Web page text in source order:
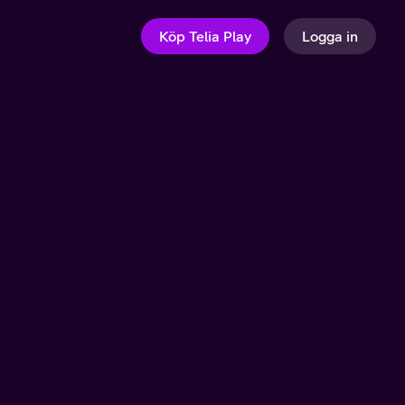
Köp Telia Play Logga in